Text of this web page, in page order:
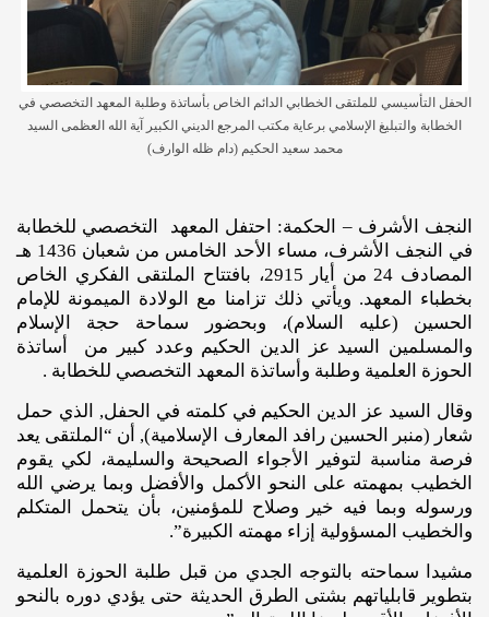
الحفل التأسيسي للملتقى الخطابي الدائم الخاص بأساتذة وطلبة المعهد التخصصي في
الخطابة والتبليغ الإسلامي برعاية مكتب المرجع الديني الكبير آية الله العظمى السيد
محمد سعيد الحكيم (دام ظله الوارف)
النجف الأشرف – الحكمة: احتفل المعهد التخصصي للخطابة
في النجف الأشرف، مساء الأحد الخامس من شعبان 1436 هـ
المصادف 24 من أيار 2915، بافتتاح الملتقى الفكري الخاص
بخطباء المعهد. ويأتي ذلك تزامنا مع الولادة الميمونة للإمام
الحسين (عليه السلام)، وبحضور سماحة حجة الإسلام
والمسلمين السيد عز الدين الحكيم وعدد كبير من أساتذة
الحوزة العلمية وطلبة وأساتذة المعهد التخصصي للخطابة .
وقال السيد عز الدين الحكيم في كلمته في الحفل, الذي حمل
شعار (منبر الحسين رافد المعارف الإسلامية), أن “الملتقى يعد
فرصة مناسبة لتوفير الأجواء الصحيحة والسليمة، لكي يقوم
الخطيب بمهمته على النحو الأكمل والأفضل وبما يرضي الله
ورسوله وبما فيه خير وصلاح للمؤمنين، بأن يتحمل المتكلم
والخطيب المسؤولية إزاء مهمته الكبيرة”.
مشيدا سماحته بالتوجه الجدي من قبل طلبة الحوزة العلمية
بتطوير قابلياتهم بشتى الطرق الحديثة حتى يؤدي دوره بالنحو